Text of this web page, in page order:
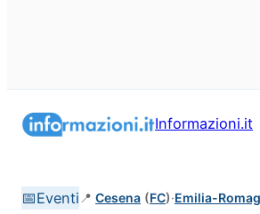
Informazioni.it
📅Eventi 📍 Cesena (FC)·Emilia-